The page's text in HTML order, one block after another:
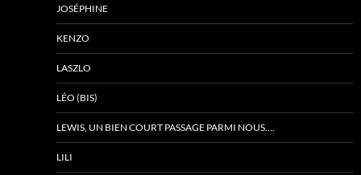
JOSÉPHINE
KENZO
LASZLO
LÉO (BIS)
LEWIS, UN BIEN COURT PASSAGE PARMI NOUS….
LILI